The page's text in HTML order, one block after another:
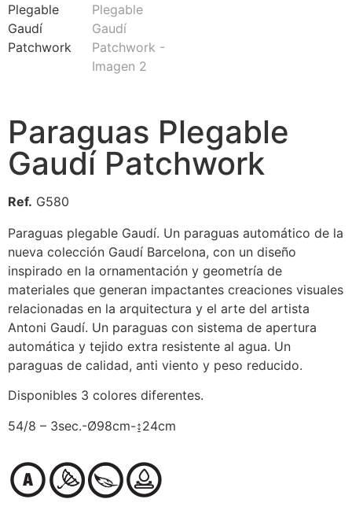
Paraguas Plegable
Gaudí Patchwork
Ref. G580
Paraguas plegable Gaudí. Un paraguas automático de la
nueva colección Gaudí Barcelona, con un diseño
inspirado en la ornamentación y geometría de
materiales que generan impactantes creaciones visuales
relacionadas en la arquitectura y el arte del artista
Antoni Gaudí. Un paraguas con sistema de apertura
automática y tejido extra resistente al agua. Un
paraguas de calidad, anti viento y peso reducido.
Disponibles 3 colores diferentes.
54/8 – 3sec.-Ø98cm-↨24cm